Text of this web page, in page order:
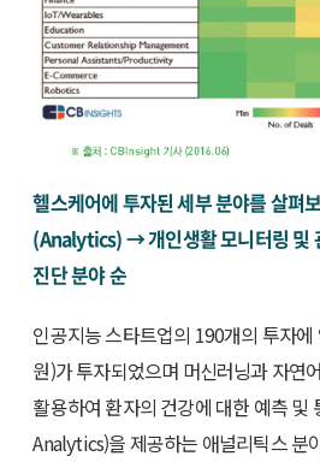
헬스케어에 투자된 세부 분야를 살펴
(Analytics) → 개인생활 모니터링 및
진단 분야 순
인공지능 스타트업의 190개의 투자
원)가 투자되었으며 머신러닝과 자연
활용하여 환자의 건강에 대한 예측 및
Analytics)을 제공하는 애널리틱스 분